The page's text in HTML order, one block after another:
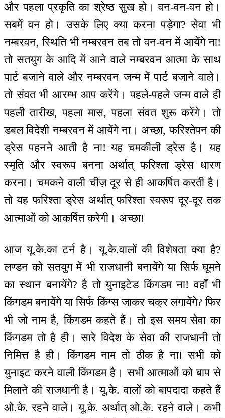
और पहला प्रकृति का श्रेष्ठ सुख हो। वन-वन-वन हो।
सबमें वन हो। उसके लिए क्या करना पड़ेगा? सेवा भी
नम्बरवन, स्थिति भी नम्बरवन तब तो वन-वन में आयेंगे ना!
तो सतयुग के आदि में आने वाले नम्बरवन आत्मा के साथ
पार्ट बजाने वाले और नम्बरवन जन्म में पार्ट बजाने वाले।
तो संवत भी आरम्भ आप करेंगे। पहले-पहले जन्म वाले ही
पहली तारीख, पहला मास, पहला संवत शुरू करेंगे। तो
डबल विदेशी नम्बरवन में आयेंगे ना। अच्छा, फरिश्तेपन की
ड्रेस पहनने आती है ना! यह चमकीली ड्रेस है। यह
स्मृति और स्वरूप बनना अर्थात् फरिश्ता ड्रेस धारण
करना। चमकने वाली चीज़ दूर से ही आकर्षित करती है।
तो यह फरिश्ता ड्रेस अर्थात् फरिश्ता स्वरूप दूर-दूर तक
आत्माओं को आकर्षित करेगी। अच्छा!
आज यू.के.का टर्न है। यू.के.वालों की विशेषता क्या है?
लण्डन को सतयुग में भी राजधानी बनायेंगे या सिर्फ घूमने
का स्थान बनायेंगे? है तो युनाइटेड किंगडम ना! वहाँ भी
किंगडम बनायेंगे या सिर्फ किंग्स जाकर चक्र लगायेंगे? फिर
भी जो नाम है, किंगडम कहते हैं। तो इस समय सेवा का
किंगडम तो है ही। सारे विदेश के सेवा की राजधानी तो
निमित्त है ही। किंगडम नाम तो ठीक है ना! सभी को
युनाइट करने वाली किंगडम है। सभी आत्माओं को बाप से
मिलाने की राजधानी है। यू.के. वालों को बापदादा कहते हैं
ओ.के. रहने वाले। यू.के. अर्थात् ओ.के. रहने वाले। कभी